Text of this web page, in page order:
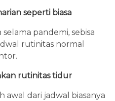
seperti biasa
pandemi, sebisa
rutinitas normal
rutinitas tidur
dari jadwal biasanya